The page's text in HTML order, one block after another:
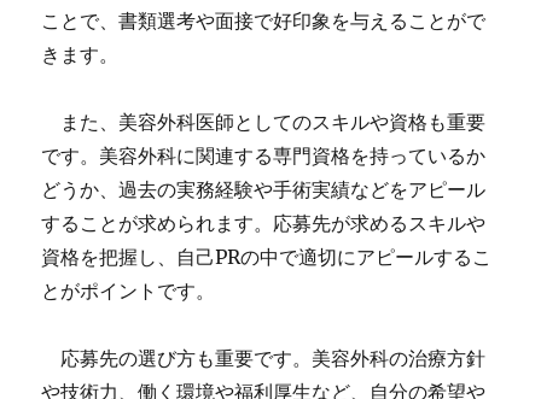
ことで、書類選考や面接で好印象を与えることがで
きます。
また、美容外科医師としてのスキルや資格も重要
です。美容外科に関連する専門資格を持っているか
どうか、過去の実務経験や手術実績などをアピール
することが求められます。応募先が求めるスキルや
資格を把握し、自己PRの中で適切にアピールするこ
とがポイントです。
応募先の選び方も重要です。美容外科の治療方針
や技術力、働く環境や福利厚生など、自分の希望や